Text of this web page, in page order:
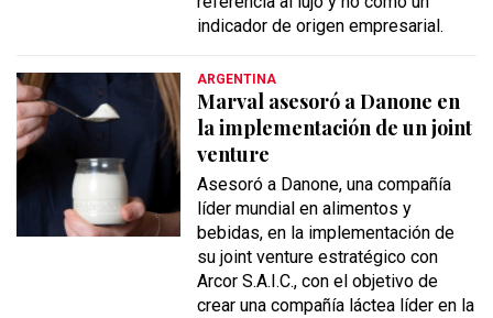
indicador de origen empresarial.
ARGENTINA
Marval asesoró a Danone en
la implementación de un joint
venture
Asesoró a Danone, una compañía
líder mundial en alimentos y
bebidas, en la implementación de
su joint venture estratégico con
Arcor S.A.I.C., con el objetivo de
crear una compañía láctea líder en la